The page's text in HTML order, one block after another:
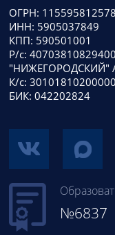
ОГРН:
ИНН: 5905037849
КПП: 590501001
Р/с:
"НИЖЕГОРОДСКИЙ"
К/с:
БИК: 042202824
№6837